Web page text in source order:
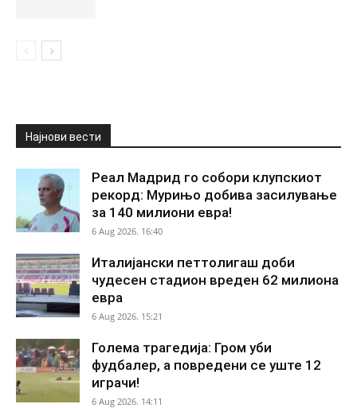
Најнови вести
Реал Мадрид го собори клупскиот
рекорд: Мурињо добива засилување
за 140 милиони евра!
6 Aug 2026. 16:40
Италијански петтолигаш доби
чудесен стадион вреден 62 милиона
евра
6 Aug 2026. 15:21
Голема трагедија: Гром уби
фудбалер, а повредени се уште 12
играчи!
6 Aug 2026. 14:11